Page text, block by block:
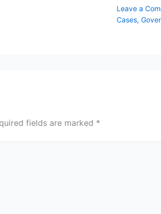
Leave a
Cases,
fields are marked *